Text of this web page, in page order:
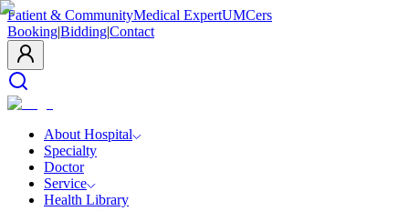
Patient & CommunityMedical ExpertUMCers
Booking|Bidding|Contact
About Hospital
Specialty
Doctor
Service
Health Library